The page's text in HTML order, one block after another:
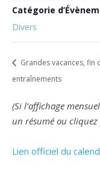
Catégorie
Divers
Grandes vacances, fin
entraînements
(Si l’affichage
un résumé ou
Lien officiel du